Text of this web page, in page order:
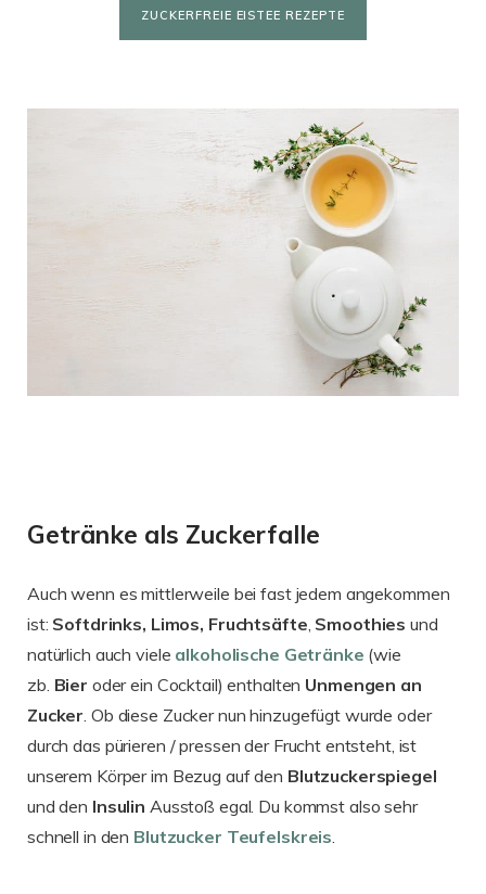
ZUCKERFREIE EISTEE REZEPTE
Getränke als Zuckerfalle
Auch wenn es mittlerweile bei fast jedem angekommen
ist: Softdrinks, Limos, Fruchtsäfte Smoothies und
natürlich auch viele alkoholische Getränke (wie
zb. Bier oder ein Cocktail) enthalten Unmengen an
Zucker . Ob diese Zucker nun hinzugefügt wurde oder
durch das pürieren / pressen der Frucht entsteht, ist
unserem Körper im Bezug auf den Blutzuckerspiegel
und den Insulin Ausstoß egal. Du kommst also sehr
schnell in den Blutzucker Teufelskreis